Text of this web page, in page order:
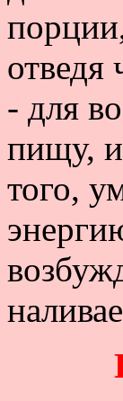
отведя
- для
пищу, и
того,